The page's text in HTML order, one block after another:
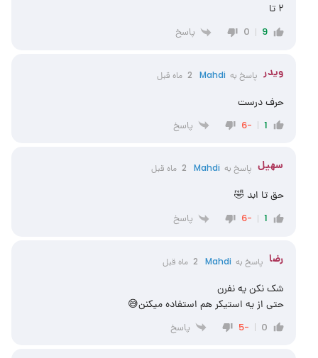
۲ تا
9
0 پاسخ
ویدر پاسخ به Mahdi 2 ماه قبل
حرف درست
1
-6 پاسخ
سهیل پاسخ به Mahdi 2 ماه قبل
حق تا ابد 🤣
1
-6 پاسخ
رضا پاسخ به Mahdi 2 ماه قبل
شک نکن یه نفرن
حتی از یه استیکر هم استفاده میکنن😅
0
-5 پاسخ